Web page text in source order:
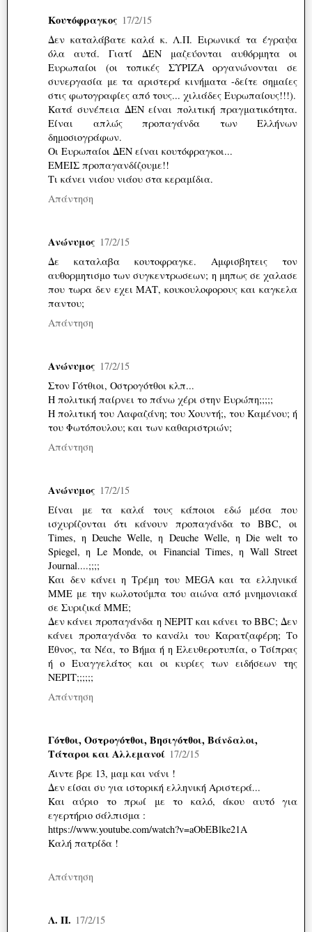
Κουτόφραγκος 17/2/15
Δεν καταλάβατε καλά κ. Λ.Π. Ειρωνικά τα έγραψα
όλα αυτά. Γιατί ΔΕΝ μαζεύονται αυθόρμητα οι
Ευρωπαίοι (οι τοπικές ΣΥΡΙΖΑ οργανώνονται σε
συνεργασία με τα αριστερά κινήματα -δείτε σημαίες
στις φωτογραφίες από τους... χιλιάδες Ευρωπαίους!!!).
Κατά συνέπεια ΔΕΝ είναι πολιτική πραγματικότητα.
Είναι απλώς προπαγάνδα των Ελλήνων
δημοσιογράφων.
Οι Ευρωπαίοι ΔΕΝ είναι κουτόφραγκοι...
ΕΜΕΙΣ προπαγανδίζουμε!!
Τι κάνει νιάου νιάου στα κεραμίδια.
Απάντηση
Ανώνυμος 17/2/15
Δε καταλαβα κουτοφραγκε. Αμφισβητεις τον
αυθορμητισμο των συγκεντρωσεων; η μηπως σε χαλασε
που τωρα δεν εχει ΜΑΤ, κουκουλοφορους και καγκελα
παντου;
Απάντηση
Ανώνυμος 17/2/15
Στον Γότθιοι, Οστρογότθοι κλπ...
Η πολιτική παίρνει το πάνω χέρι στην Ευρώπη;;;;;
Η πολιτική του Λαφαζάνη; του Χουντή;, του Καμένου; ή
του Φωτόπουλου; και των καθαριστριών;
Απάντηση
Ανώνυμος 17/2/15
Είναι με τα καλά τους κάποιοι εδώ μέσα που
ισχυρίζονται ότι κάνουν προπαγάνδα το BBC, οι
Times, η Deuche Welle, η Deuche Welle, η Die welt το
Spiegel, η Le Monde, οι Financial Times, η Wall Street
Journal....;;;;
Και δεν κάνει η Τρέμη του MEGA και τα ελληνικά
ΜΜΕ με την κωλοτούμπα του αιώνα από μνημονιακά
σε Συριζικά ΜΜΕ;
Δεν κάνει προπαγάνδα η ΝΕΡΙΤ και κάνει το BBC; Δεν
κάνει προπαγάνδα το κανάλι του Καρατζαφέρη; Το
Έθνος, τα Νέα, το Βήμα ή η Ελευθεροτυπία, ο Τσίπρας
ή ο Ευαγγελάτος και οι κυρίες των ειδήσεων της
ΝΕΡΙΤ;;;;;;
Απάντηση
Γότθοι, Οστρογότθοι, Βησιγότθοι, Βάνδαλοι,
Τάταροι και Αλλεμανοί 17/2/15
Άιντε βρε 13, μαμ και νάνι !
Δεν είσαι συ για ιστορική ελληνική Αριστερά...
Και αύριο το πρωί με το καλό, άκου αυτό για
εγερτήριο σάλπισμα :
https://www.youtube.com/watch?v=aObEBlke21A
Καλή πατρίδα !
Απάντηση
Λ. Π. 17/2/15